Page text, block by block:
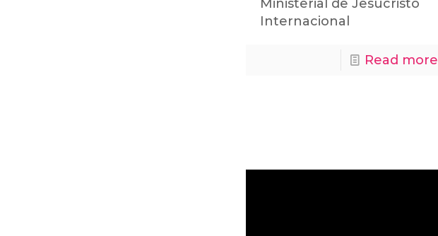
Ministerial de Jesucristo
Internacional
Read more